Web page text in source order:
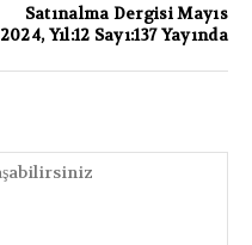
Satınalma Dergisi Mayıs
2024, Yıl:12 Sayı:137 Yayında